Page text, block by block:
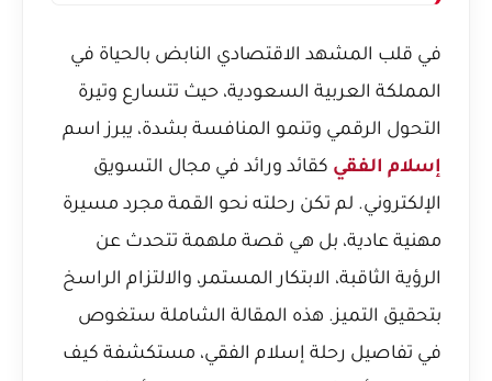
في قلب المشهد الاقتصادي النابض بالحياة في
المملكة العربية السعودية، حيث تتسارع وتيرة
التحول الرقمي وتنمو المنافسة بشدة، يبرز اسم
إسلام الفقي كقائد ورائد في مجال التسويق
الإلكتروني. لم تكن رحلته نحو القمة مجرد مسيرة
مهنية عادية، بل هي قصة ملهمة تتحدث عن
الرؤية الثاقبة، الابتكار المستمر، والالتزام الراسخ
بتحقيق التميز. هذه المقالة الشاملة ستغوص
في تفاصيل رحلة إسلام الفقي، مستكشفة كيف